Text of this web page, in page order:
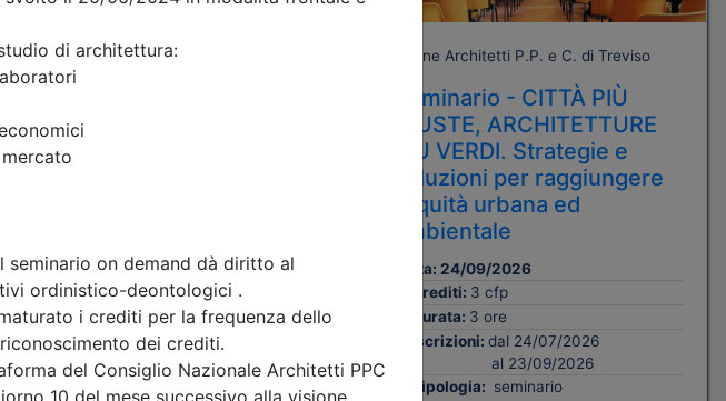
Ordine Architetti P.P. e C. di Treviso
CANTIERE. Dalla
conformità documentale
RSPP/ASPP e CSP/CSE
Data:22/09/2026
Crediti:4 cfp DL.81 08
Durata:4 ore
Iscrizioni:dal 03/08/2026
al 20/09/2026
Ordine Architetti P.P. e C. di Treviso
Seminario - CITTÀ PIÙ
GIUSTE, ARCHITETTURE
PIÙ VERDI. Strategie e
soluzioni per raggiungere
l’equità urbana ed
ambientale
Data: 24/09/2026
Crediti: 3 cfp
Durata: 3 ore
Iscrizioni: dal 24/07/2026
al 23/09/2026
Tipologia: seminario